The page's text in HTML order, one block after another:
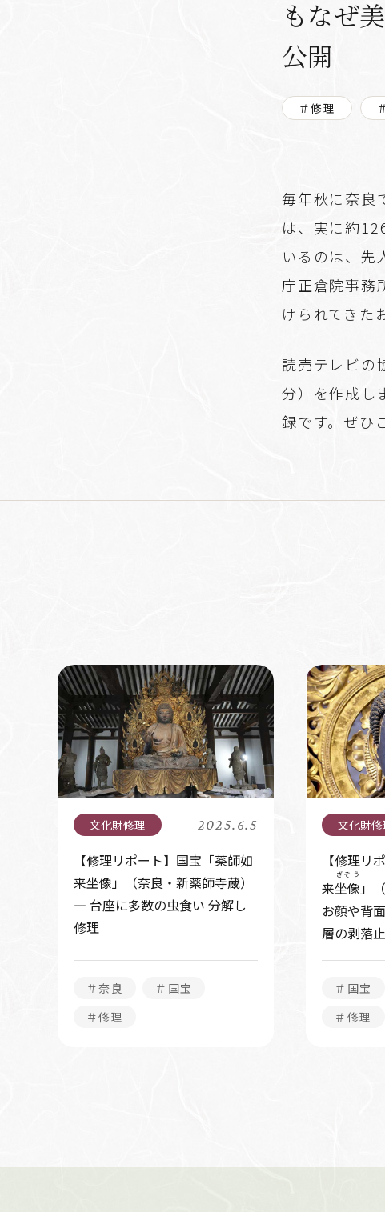
もなぜ
公開
＃修理
毎年秋に奈良
は、実に約
いるのは、先
庁正倉院事務
けられてきた
読売テレビの
分）を作成し
録です。ぜひ
2025.6.5
【修理リポート】国宝「薬師如
来坐像」（奈良・新薬師寺蔵）
― 台座に多数の虫食い 分解し
修理
＃奈良
＃国宝
＃修理
【修理リ
来坐像
ざぞう
」
お顔や背
層の剥落
＃国宝
＃修理